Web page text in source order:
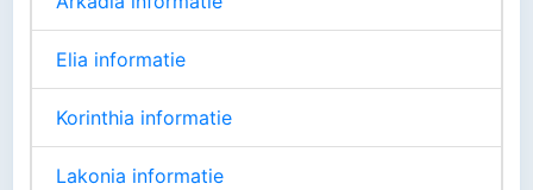
Elia informatie
Korinthia informatie
Lakonia informatie